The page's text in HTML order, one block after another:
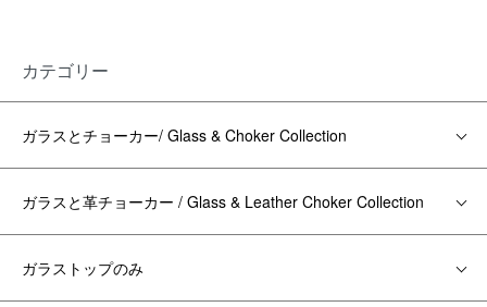
カテゴリー
ガラスとチョーカー/ Glass & Choker Collection
ガラスと革チョーカー / Glass & Leather Choker Collection
ガラストップのみ